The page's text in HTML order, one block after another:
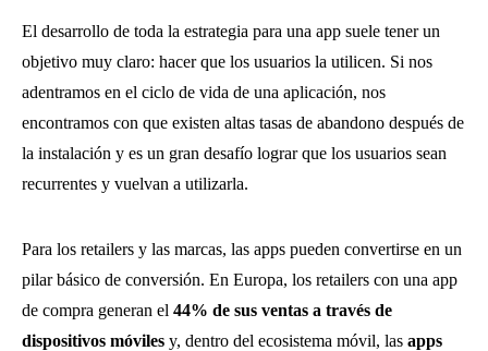
El desarrollo de toda la estrategia para una app suele tener un
objetivo muy claro: hacer que los usuarios la utilicen. Si nos
adentramos en el ciclo de vida de una aplicación, nos
encontramos con que existen altas tasas de abandono después de
la instalación y es un gran desafío lograr que los usuarios sean
recurrentes y vuelvan a utilizarla.
Para los retailers y las marcas, las apps pueden convertirse en un
pilar básico de conversión. En Europa, los retailers con una app
de compra generan el 44% de sus ventas a través de
dispositivos móviles y, dentro del ecosistema móvil, las apps